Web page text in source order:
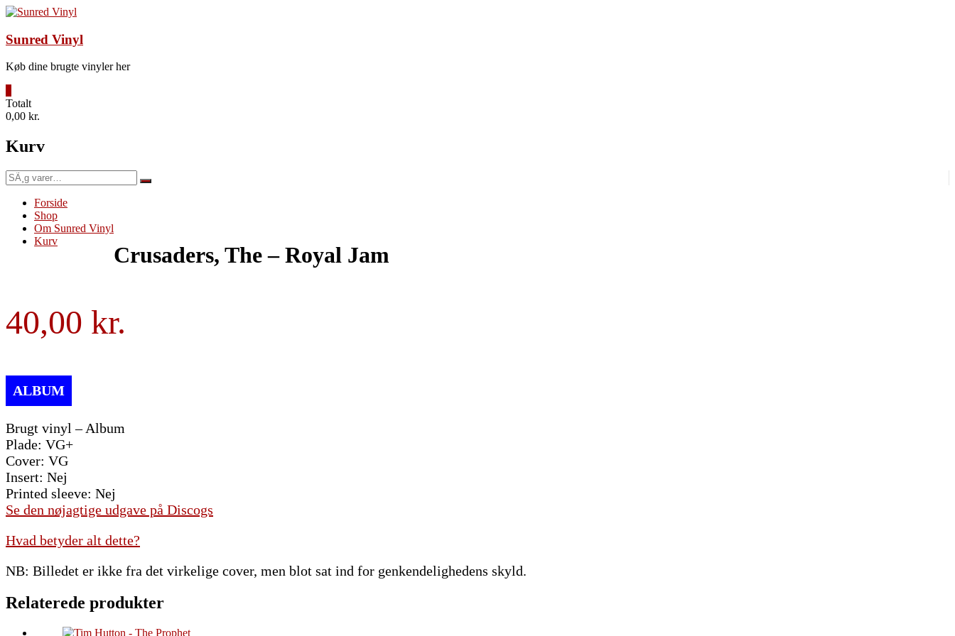
Videre
indhold
Sunred Vinyl
Køb dine brugte vinyler her
Totalt
0,00 kr.
Kurv
SÃ¸g
efter:
Forside
Shop
Om Sunred Vinyl
Kurv
Crusaders, The – Royal Jam
40,00
Brugt vinyl – Album
Plade: VG+
Cover: VG
Insert: Nej
Printed sleeve: Nej
Se den nøjagtige udgave på Discogs
Hvad betyder alt dette?
NB: Billedet er ikke fra det virkelige cover, men blot sat ind for genkendelighedens skyld.
Relaterede produkter